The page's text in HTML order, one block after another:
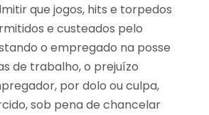
que jogos, hits e torpedos
e custeados pelo
o empregado na posse
de trabalho, o prejuízo
por dolo ou culpa,
sob pena de chancelar